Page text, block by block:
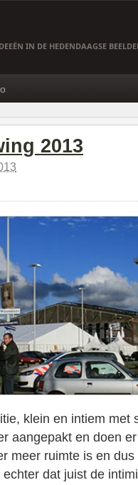
IN DE HEDENDAAGSE
2013
klein en intiem met
aangepakt en doen
meer ruimte is en
dat juist de